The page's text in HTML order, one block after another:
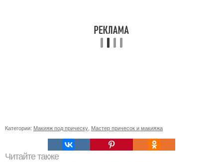
Категории: Макияж под прическу Мастер причесок и макияжа
Читайте также